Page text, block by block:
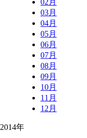
03月
04月
05月
06月
07月
08月
09月
10月
11月
12月
2014年